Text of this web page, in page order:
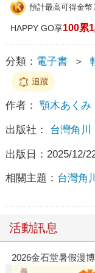
預計最高可得金幣
HAPPY GO享100累
分類： 電子書 ＞
追蹤
作者： 顎木あくみ
出版社： 台灣角川
出版日： 2025/12/
相關主題： 台灣角
活動訊息
2026金石堂暑假漫